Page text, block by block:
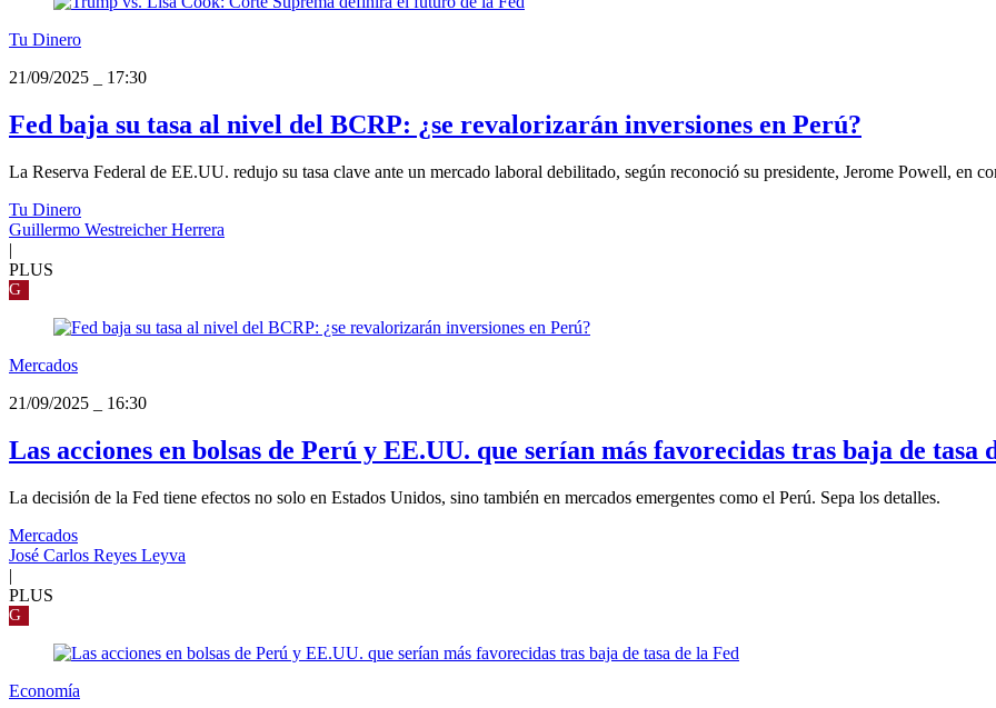
Tu Dinero
21/09/2025
17:30
Fed baja su tasa al nivel del BCRP: ¿se revalorizarán inversiones en Perú?
La Reserva Federal de EE.UU. redujo su tasa clave ante un mercado laboral debilitado, según reconoció su presidente, Jerome Powell, en
Tu Dinero
Guillermo Westreicher Herrera
|
PLUS
G
Mercados
21/09/2025
16:30
Las acciones en bolsas de Perú y EE.UU. que serían más favorecidas tras baja de tasa
La decisión de la Fed tiene efectos no solo en Estados Unidos, sino también en mercados emergentes como el Perú. Sepa los detalles.
Mercados
José Carlos Reyes Leyva
|
PLUS
G
Economía